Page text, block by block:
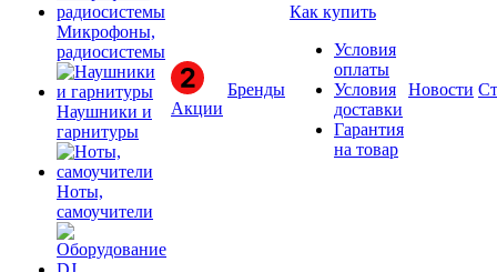
Микрофоны,
радиосистемы
Наушники и
гарнитуры
Ноты,
самоучители
Акции
Бренды
Как купить
Условия
оплаты
Условия
доставки
Гарантия
на товар
Новости